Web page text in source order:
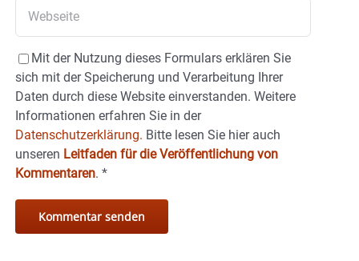
Mit der Nutzung dieses Formulars erklären Sie
sich mit der Speicherung und Verarbeitung Ihrer
Daten durch diese Website einverstanden. Weitere
Informationen erfahren Sie in der
Datenschutzerklärung. Bitte lesen Sie hier auch
unseren Leitfaden für die Veröffentlichung von
Kommentaren. *